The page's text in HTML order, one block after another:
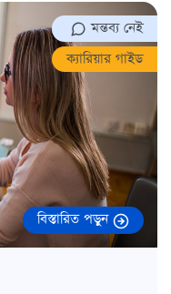
মন্তব্য নেই
ক্যারিয়ার গাইড
বিস্তারিত পড়ুন